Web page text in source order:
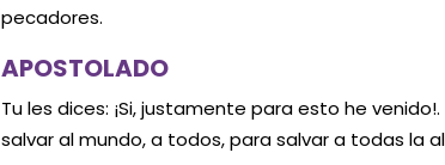
pecadores.
APOSTOLADO
Tu les dices: ¡Si, justamente para esto he
salvar al mundo, a todos, para salvar a todas la